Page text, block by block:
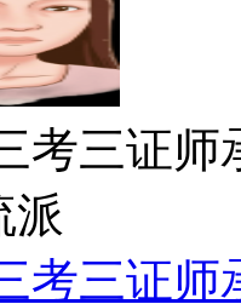
考三证师
派
考三证师